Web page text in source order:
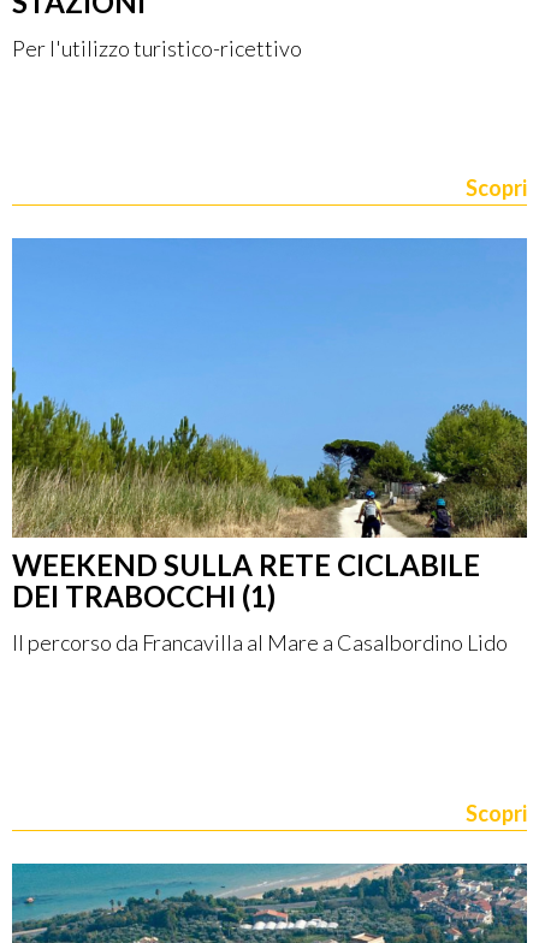
Per l'utilizzo turistico-ricettivo
Scopri
WEEKEND SULLA RETE CICLABILE
DEI TRABOCCHI (1)
Il percorso da Francavilla al Mare a Casalbordino Lido
Scopri